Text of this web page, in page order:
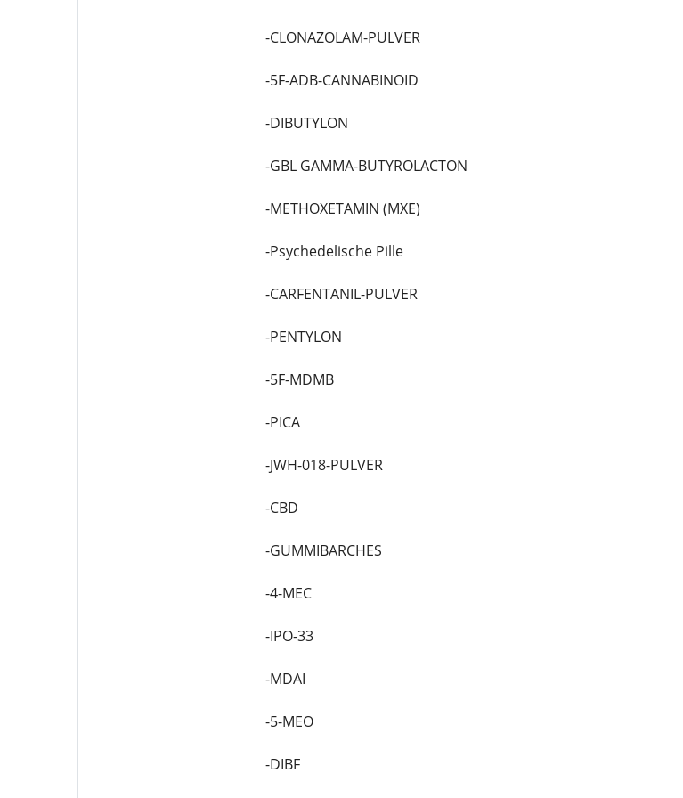
-CLONAZOLAM-PULVER
-5F-ADB-CANNABINOID
-DIBUTYLON
-GBL GAMMA-BUTYROLACTON
-METHOXETAMIN (MXE)
-Psychedelische Pille
-CARFENTANIL-PULVER
-PENTYLON
-5F-MDMB
-PICA
-JWH-018-PULVER
-CBD
-GUMMIBARCHES
-4-MEC
-IPO-33
-MDAI
-5-MEO
-DIBF